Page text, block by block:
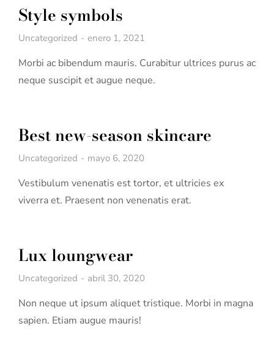
Style symbols
Uncategorized enero 1, 2021
Morbi ac bibendum mauris. Curabitur ultrices purus ac
neque suscipit et augue neque.
Best new-season skincare
Uncategorized mayo 6, 2020
Vestibulum venenatis est tortor, et ultricies ex
viverra et. Praesent non venenatis erat.
Lux loungwear
Uncategorized abril 30, 2020
Non neque ut ipsum aliquet tristique. Morbi in magna
sapien. Etiam augue mauris!